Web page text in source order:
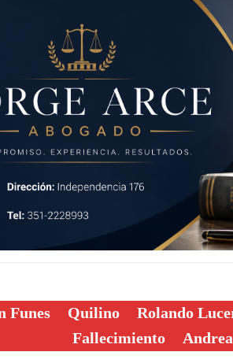
Funes Quilino Rolando
Fallecimiento